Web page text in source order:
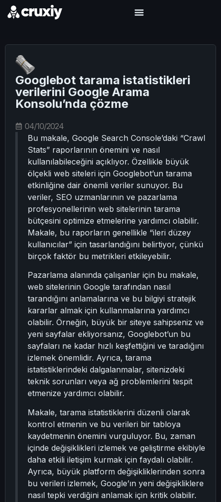
Googlebot tarama istatistikleri
verilerini Google Arama
Konsolu’nda çözme
04/10/2024
Bu makale, Google Search Console’daki “Crawl
Stats” raporlarının önemini ve nasıl
kullanılabileceğini açıklıyor. Özellikle büyük
ölçekli web siteleri için Googlebot’un tarama
etkinliğine dair önemli veriler sunuyor. Bu
veriler, SEO uzmanlarının ve pazarlama
profesyonellerinin web sitelerinin tarama
bütçesini optimize etmelerine yardımcı olabilir.
Makale, bu raporların genellikle “ileri düzey
kullanıcılar” için tasarlandığını belirtiyor, çünkü
birçok faktör bu metrikleri etkileyebilir.
Pazarlama alanında çalışanlar için bu makale,
web sitelerinin Google tarafından nasıl
tarandığını anlamalarına ve bu bilgiyi stratejik
kararlar almak için kullanmalarına yardımcı
olabilir. Örneğin, büyük bir siteye sahipseniz ve
yeni sayfalar ekliyorsanız, Googlebot’un bu
sayfaları ne kadar hızlı keşfettiğini ve taradığını
izlemek önemlidir. Ayrıca, tarama
istatistiklerindeki dalgalanmalar, sitenizdeki
teknik sorunları veya ağ problemlerini tespit
etmenize yardımcı olabilir.
Makale, tarama istatistiklerini düzenli olarak
kontrol etmenin ve bu verileri bir tabloya
kaydetmenin önemini vurguluyor. Bu, zaman
içinde değişiklikleri izlemek ve geliştirme ekibiyle
daha etkili iletişim kurmak için faydalı olabilir.
Ayrıca, büyük platform değişikliklerinden sonra
bu verileri izlemek, Google’ın yeni değişikliklere
nasıl tepki verdiğini anlamak için kritik olabilir.